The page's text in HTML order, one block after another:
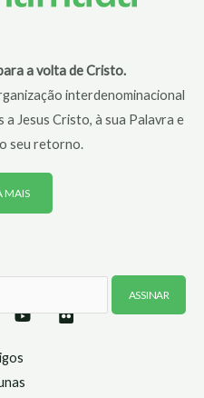
a volta de Cristo.
interdenominacional
Jesus Cristo, à sua Palavra e
seu retorno.
MAIS